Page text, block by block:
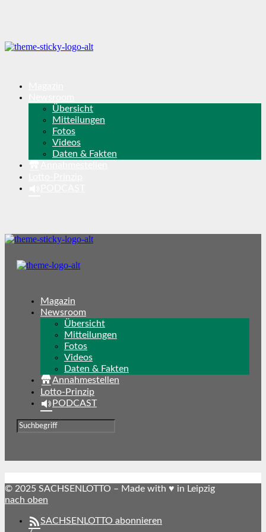
Übersicht
Mitteilungen
Fotos
Videos
Daten & Fakten
Magazin
Newsroom
Übersicht
Mitteilungen
Fotos
Videos
Daten & Fakten
Annahmestellen
Lotto-Prinzip
PODCAST
© 2025 SACHSENLOTTO – Made with ♥ in Leipzig
nach oben
SACHSENLOTTO abonnieren